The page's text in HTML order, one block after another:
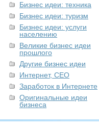
Бизнес идеи: техника
Бизнес идеи: туризм
Бизнес идеи: услуги
населению
Великие бизнес идеи
прошлого
Другие бизнес идеи
Интернет, СЕО
Заработок в Интернете
Оригинальные идеи
бизнеса